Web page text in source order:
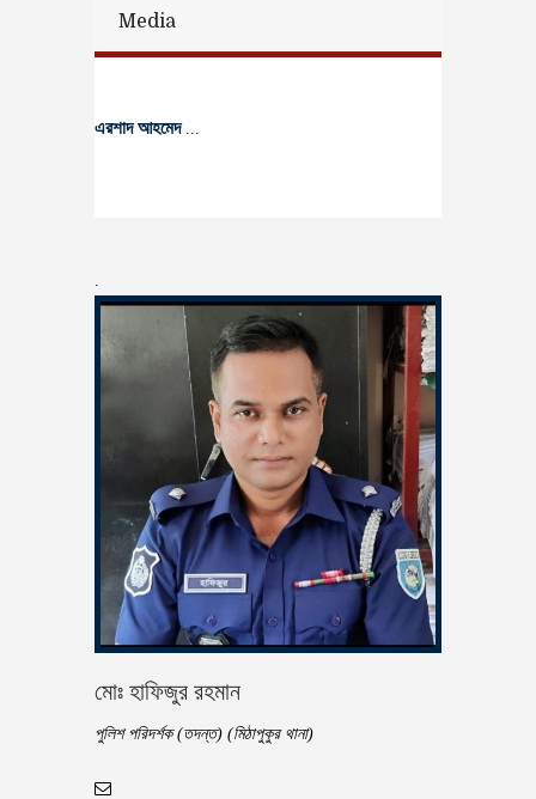
Media
এরশাদ আহমেদ...
.
মোঃ হাফিজুর রহমান
পুলিশ পরিদর্শক (তদন্ত) (মিঠাপুকুর থানা)